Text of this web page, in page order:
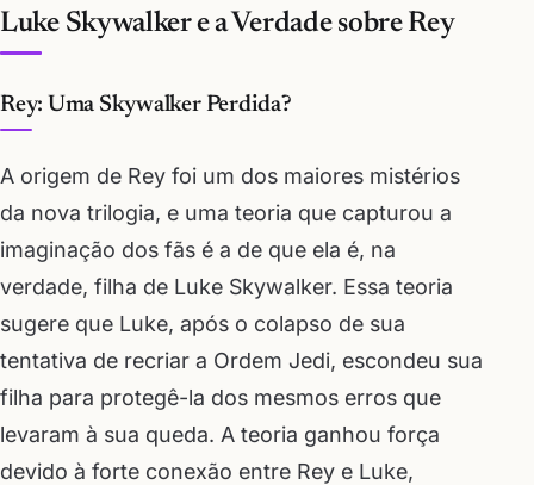
Luke Skywalker e a Verdade sobre Rey
Rey: Uma Skywalker Perdida?
A origem de Rey foi um dos maiores mistérios
da nova trilogia, e uma teoria que capturou a
imaginação dos fãs é a de que ela é, na
verdade, filha de Luke Skywalker. Essa teoria
sugere que Luke, após o colapso de sua
tentativa de recriar a Ordem Jedi, escondeu sua
filha para protegê-la dos mesmos erros que
levaram à sua queda. A teoria ganhou força
devido à forte conexão entre Rey e Luke,